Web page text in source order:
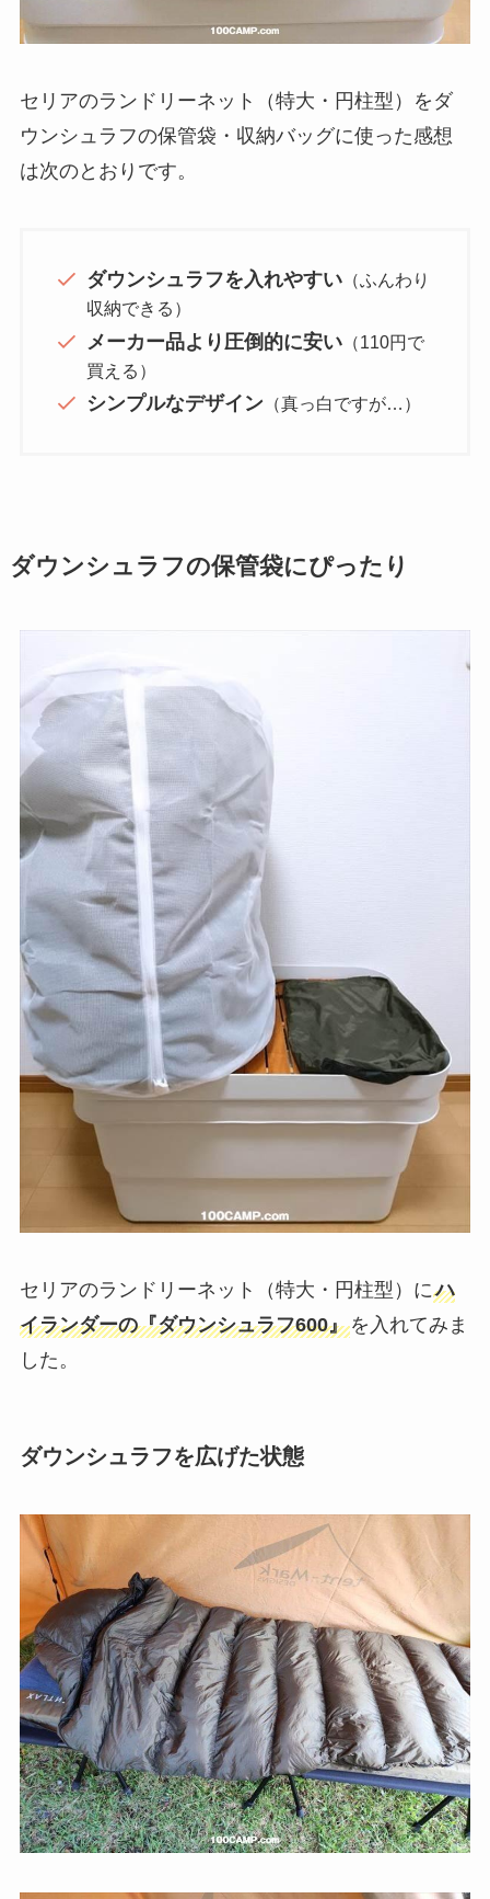
セリアのランドリーネット（特大・円柱型）をダ
ウンシュラフの保管袋・収納バッグに使った感想
は次のとおりです。
ダウンシュラフを入れやすい （ふんわり
収納できる）
メーカー品より圧倒的に安い （110円で
買える）
シンプルなデザイン （真っ白ですが…）
ダウンシュラフの保管袋にぴったり
セリアのランドリーネット（特大・円柱型）にハ
イランダーの『ダウンシュラフ600』を入れてみま
した。
ダウンシュラフを広げた状態